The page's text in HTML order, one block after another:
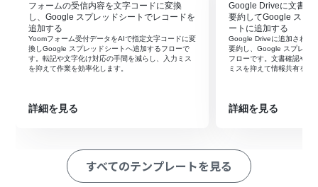
「行が更新されたら」というアクションを設定します
最後に、オペレーションでLINE WORKSを選択し、「トー
クルームにメッセージを送信」のアクションで通知内容を
設定します
ション
Google スプレッドシートのトリガー設定では、対象のス
プレッドシートやシート、更新を検知したい特定の列
（セル）を任意で設定してください。
フォームの受信内容を文字コードに変換
し、Google スプレッドシートでレコードを
追加する
Yoomフォーム受付データをAIで指定文字コードに変
換しGoogle スプレッドシートへ追加するフローで
す。転記や文字化け対応の手間を減らし、入力ミス
を抑えて作業を効率化します。
詳細を見る
Google Driveに文書が
要約してGoogle スプ
ートに追加する
Google Driveに追加された
要約し、Google スプレッ
フローです。文書確認や転
ミスを抑えて情報共有を早
詳細を見る
すべてのテンプレートを見る